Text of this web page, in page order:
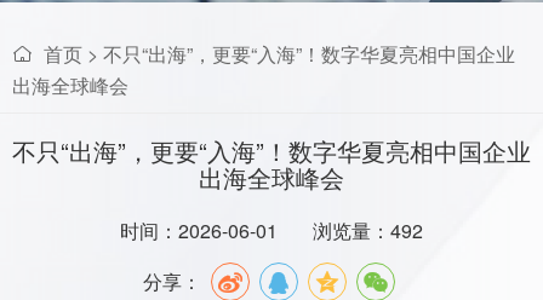
首页 > 不只“出海”，更要“入海”！数字华夏亮相中国企业
出海全球峰会
不只“出海”，更要“入海”！数字华夏亮相中国企业
出海全球峰会
时间：2026-06-01
浏览量：492
分享：